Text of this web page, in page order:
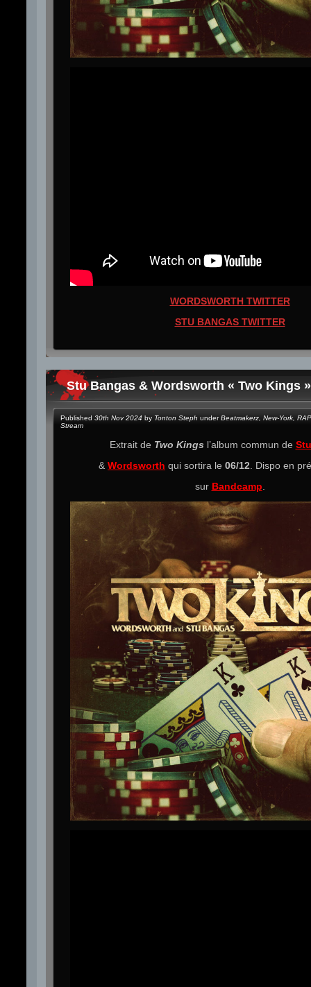
WORDSWORTH TWITTER
STU BANGAS TWITTER
Stu Bangas & Wordsworth « Two Kings
Published 30th Nov 2024 by Tonton Steph underBeatmakerz New-York RAP
Stream
Extrait de Two Kings l’album commun de
& Wordsworth qui sortira le 06/12 . Dispo en
sur Bandcamp